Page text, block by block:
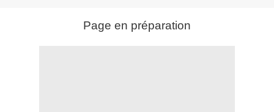
Page en préparation